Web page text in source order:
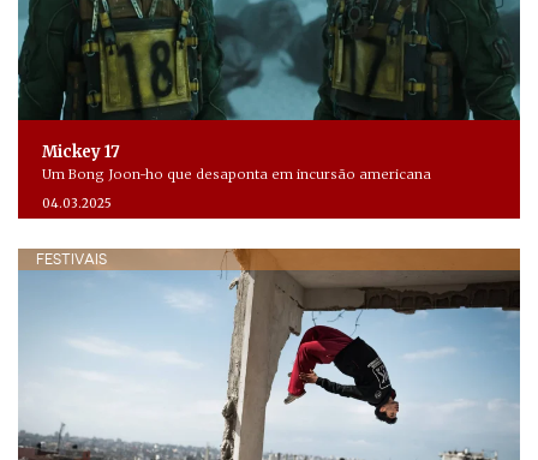
Mickey 17
Um Bong Joon-ho que desaponta em incursão americana
04.03.2025
FESTIVAIS